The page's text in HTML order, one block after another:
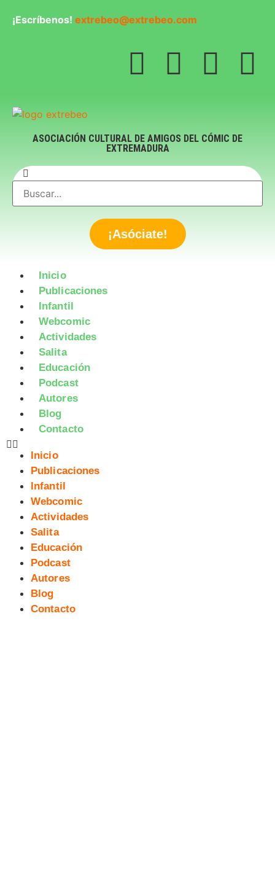
¡Escríbenos! extrebeo@extrebeo.com
ASOCIACIÓN CULTURAL DE AMIGOS DEL CÓMIC DE
EXTREMADURA
¡Asóciate!
Inicio
Publicaciones
Infantil
Webcomic
Actividades
Salita
Educación
Podcast
Autores
Blog
Contacto
Inicio
Publicaciones
Infantil
Webcomic
Actividades
Salita
Educación
Podcast
Autores
Blog
Contacto